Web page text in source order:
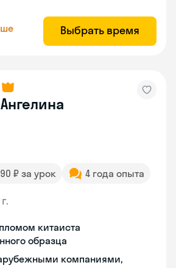
Выбрать время
Ангелина
₽ за урок 4 года опыта
китаиста
образца
компаниями,